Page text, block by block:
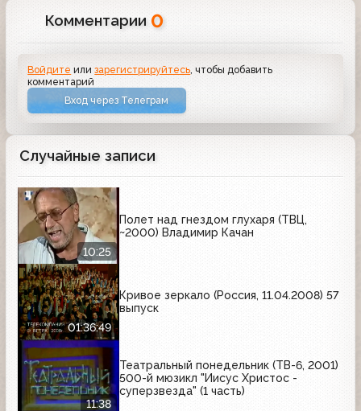
Комментарии 0
Войдите илизарегистрируйтесь, чтобы добавить
комментарий
Вход через Телеграм
Случайные записи
10:25
Полет над гнездом глухаря (ТВЦ,
~2000) Владимир Качан
01:36:49
Кривое зеркало (Россия, 11.04.2008) 57
выпуск
11:38
Театральный понедельник (ТВ-6, 2001)
500-й мюзикл "Иисус Христос -
суперзвезда" (1 часть)